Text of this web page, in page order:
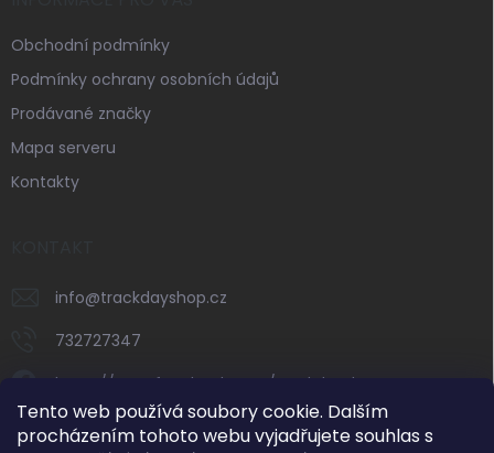
Tento web používá soubory cookie. Dalším
procházením tohoto webu vyjadřujete souhlas s
Obchodní podmínky
Podmínky ochrany osobních údajů
Prodávané značky
Mapa serveru
Kontakty
info@trackdayshop.cz
732727347
https://www.facebook.com/trackdayshop
trackdayshop